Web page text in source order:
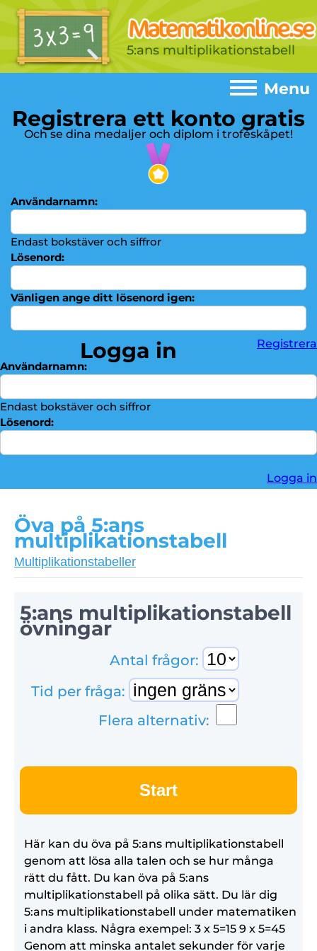
5:ans multiplikationstabell
Registrera ett konto gratis
Och se dina medaljer och diplom i troféskåpet!
Användarnamn:
Endast bokstäver och siffror
Lösenord:
Vänligen ange ditt lösenord igen:
Registrera
Logga in
Användarnamn:
Endast bokstäver och siffror
Lösenord:
Logga in
Öva på 5:ans
multiplikationstabell
Multiplikationstabeller
5:ans multiplikationstabell
övningar
Antal frågor:
Tid per fråga:
Flera alternativ:
Start
Här kan du öva på 5:ans multiplikationstabell
genom att lösa alla talen och se hur många
rätt du fått. Du kan öva på 5:ans
multiplikationstabell på olika sätt. Du lär dig
5:ans multiplikationstabell under matematiken
i andra klass. Några exempel: 3 x 5=15 9 x 5=45
Genom att minska antalet sekunder för varje
Menu
Menu
► Addition
► Subtraktion
► Multiplikationstabeller
► Multiplikation
► Troféskåp
► Kontakta oss